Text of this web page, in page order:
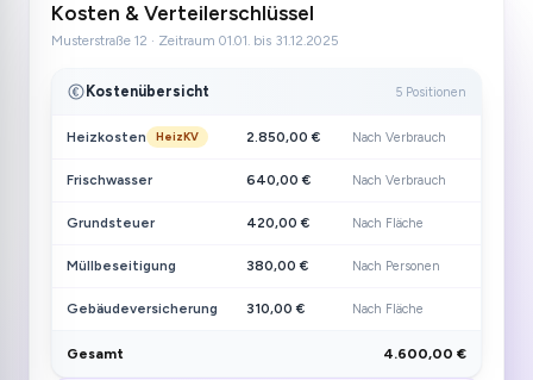
Kosten & Verteilerschlüssel
Musterstraße 12 · Zeitraum 01.01. bis 31.12.2025
Kostenübersicht 5 Positionen
Heizkosten HeizKV 2.850,00 € Nach Verbrauch
Frischwasser 640,00 € Nach Verbrauch
Grundsteuer 420,00 € Nach Fläche
Müllbeseitigung 380,00 € Nach Personen
Gebäudeversicherung 310,00 € Nach Fläche
Gesamt 4.600,00 €